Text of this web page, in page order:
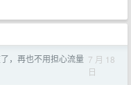
，再也不用担心流量 7 月 18
日